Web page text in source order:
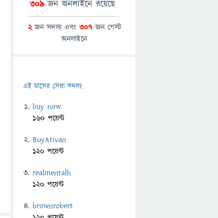
309জন অনলাইনে রয়েছে
2জন সদস্য এবং 307জন গেস্ট
অনলাইনে
এই মাসের সেরা সদস্য:
buy now
160 পয়েন্ট
BuyAtivan
120 পয়েন্ট
realmentalh
120 পয়েন্ট
brownrobert